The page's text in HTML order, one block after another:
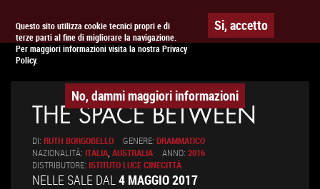
Questo sito utilizza cookie tecnici propri e di
terze parti al fine di migliorare la navigazione.
Per maggiori informazioni visita la nostra Privacy
Policy.
Si, accetto
No, dammi maggiori informazioni
APPUNTAMENTO AL CINEMA
THE SPACE BETWEEN
DI: RUTH BORGOBELLO GENERE: DRAMMATICO
NAZIONALITÀ: ITALIA,AUSTRALIA ANNO: 2016
DISTRIBUTORE: ISTITUTO LUCE CINECITTÀ
NELLE SALE DAL4 MAGGIO 2017